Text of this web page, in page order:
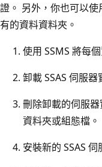
證。 另外，你也可以使
有的資料資料夾。
使用 SSMS 將每
卸載 SSAS 伺服器
刪除卸載的伺服
資料夾或組態檔。
安裝新的 SSAS